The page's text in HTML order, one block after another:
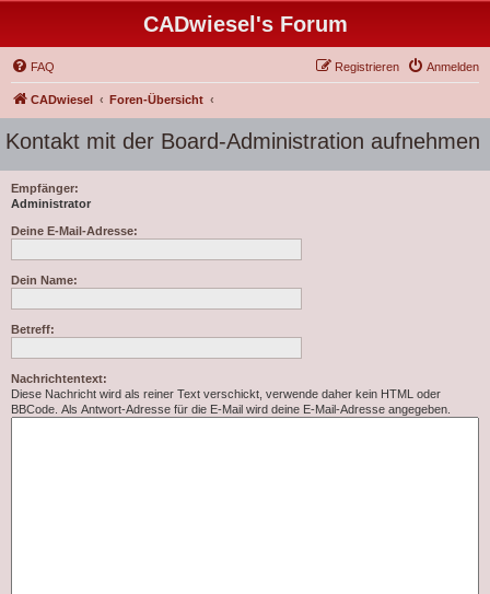
CADwiesel's Forum
FAQ Anmelden
Registrieren
CADwiesel Foren-Übersicht
Kontakt mit der Board-Administration aufnehmen
Empfänger:
Administrator
Deine E-Mail-Adresse:
Dein Name:
Betreff:
Nachrichtentext:
Diese Nachricht wird als reiner Text verschickt, verwende daher kein HTML oder
BBCode. Als Antwort-Adresse für die E-Mail wird deine E-Mail-Adresse angegeben.